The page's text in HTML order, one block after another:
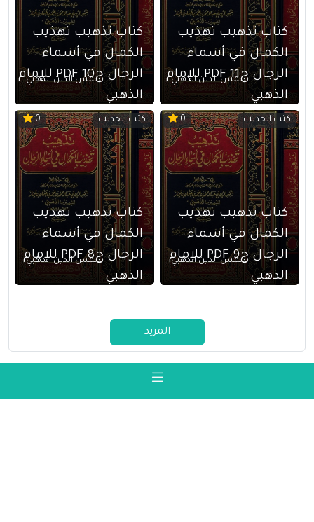
كتاب تذهيب تهذيب
الكمال في أسماء
الرجال ج11 PDF للإمام
الذهبي
شمس الدين الذهبي
كتاب تذهيب تهذيب
الكمال في أسماء
الرجال ج10 PDF للإمام
الذهبي
شمس الدين الذهبي
كتب الحديث 0
كتاب تذهيب تهذيب
الكمال في أسماء
الرجال ج9 PDF للإمام
الذهبي
شمس الدين الذهبي
كتب الحديث 0
كتاب تذهيب تهذيب
الكمال في أسماء
الرجال ج8 PDF للإمام
الذهبي
شمس الدين الذهبي
المزيد